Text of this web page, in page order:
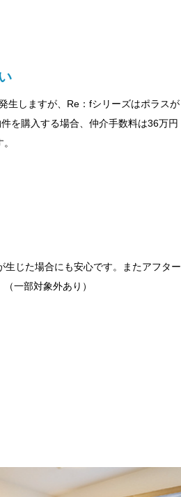
生しますが、Re：fシリーズはポラスが
を購入する場合、仲介手数料は36万円
じた場合にも安心です。またアフター
一部対象外あり）